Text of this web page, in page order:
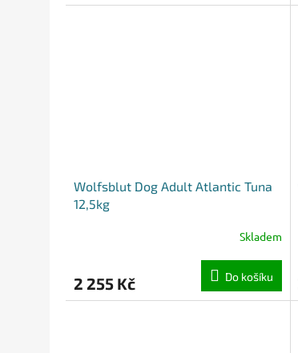
Wolfsblut Dog Adult Atlantic Tuna
12,5kg
Skladem
2 255 Kč Do košíku